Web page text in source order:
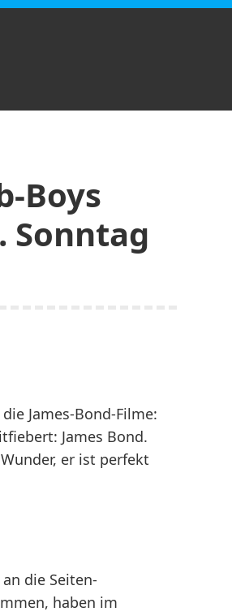
Boys
Sonntag
James-Bond-Filme:
James Bond.
er ist perfekt
die Seiten-
haben im